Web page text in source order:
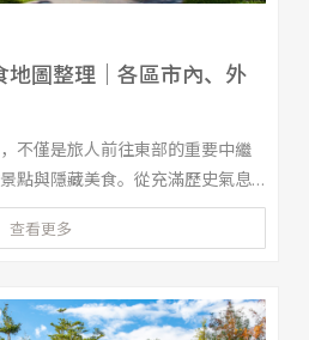
地圖整理｜各區市內、外
不僅是旅人前往東部的重要中繼
點與隱藏美食。從充滿歷史氣息
在地美食，每一步都能感受花蓮
一日或兩日遊，本文將帶你完整
查看更多